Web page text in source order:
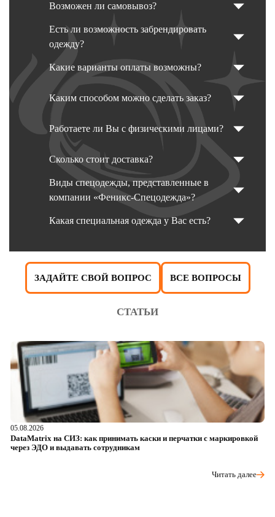
Возможен ли самовывоз?
Есть ли возможность забрендировать
одежду?
Какие варианты оплаты возможны?
Каким способом можно сделать заказ?
Работаете ли Вы с физическими лицами?
Сколько стоит доставка?
Виды спецодежды, представленные в
компании «Феникс-Спецодежда»?
Какая специальная одежда у Вас есть?
ЗАДАЙТЕ СВОЙ ВОПРОС ВСЕ ВОПРОСЫ
СТАТЬИ
05.08.2026
DataMatrix на СИЗ: как принимать каски и перчатки с маркировкой
через ЭДО и выдавать сотрудникам
Читать далее